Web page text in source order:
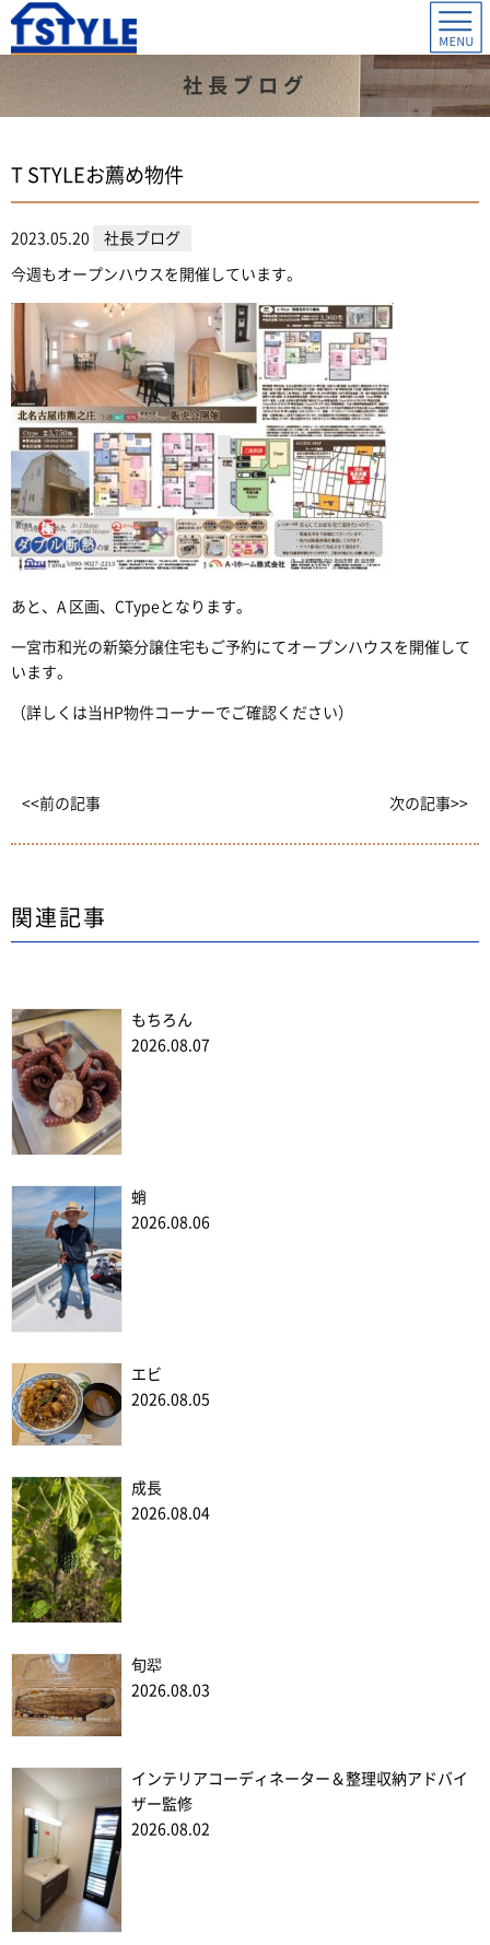
社長ブログ
T STYLEお薦め物件
2023.05.20 社長ブログ
今週もオープンハウスを開催しています。
あと、A 区画、CTypeとなります。
一宮市和光の新築分譲住宅もご予約にてオープンハウスを開催して
います。
（詳しくは当HP物件コーナーでご確認ください）
<<前の記事 次の記事>>
関連記事
もちろん
2026.08.07
蛸
2026.08.06
エビ
2026.08.05
成長
2026.08.04
旬翆
2026.08.03
インテリアコーディネーター＆整理収納アドバイ
ザー監修
2026.08.02